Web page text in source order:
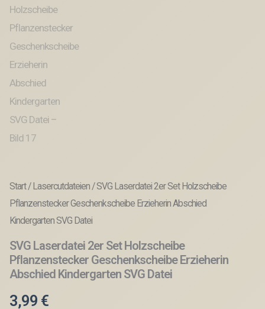
Start/Lasercutdateien/ SVG Laserdatei 2er Set Holzscheibe
Pflanzenstecker Geschenkscheibe Erzieherin Abschied
Kindergarten SVG Datei
SVG Laserdatei 2er Set Holzscheibe
Pflanzenstecker Geschenkscheibe Erzieherin
Abschied Kindergarten SVG Datei
3,99 €